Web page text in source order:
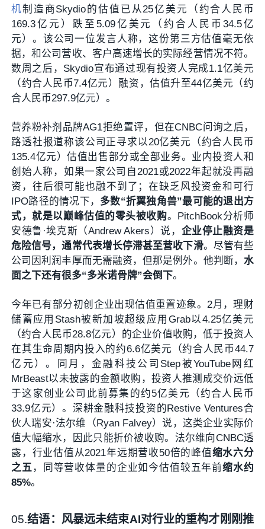
机制造商Skydio的估值已从25亿美元（约合人民币
169.3亿元）跌至5.09亿美元（约合人民币34.5亿
元）。该公司一位发言人称，这份第三方估值毫无依
据，和公司营收、客户高速增长的实际经营情况不符。
数周之后，Skydio宣布通过现有投资人完成1.1亿美元
（约合人民币7.4亿元）融资，估值升至44亿美元（约
合人民币297.9亿元）。
营养粉补剂品牌AG1拒绝置评，但在CNBC问询之后，
路透社报道称该公司正寻求以20亿美元（约合人民币
135.4亿元）估值出售部分或全部业务。业内投资人和
创始人称，如果一家公司自2021或2022年起就没再融
资，往后很可能也融不到了；在缺乏风投资金和可行
IPO路径的情况下， 多数“折翼独角兽”最可能的退出方
式，就是以巅峰估值的零头被收购。PitchBook分析师
安德鲁·埃克斯（Andrew Akers）说， 企业停止融资是
危险信号，通常代表增长停滞甚至营收下滑。尽管有些
公司因利润丰厚而无需融资，但那是例外。他判断， 水
面之下还有很多“多米诺骨牌”会倒下。
今年已有部分初创企业出现估值重置迹象。2月，理财
储蓄应用Stash被新加坡超级应用Grab以4.25亿美元
（约合人民币28.8亿元）的企业价值收购，低于投资人
在其生命周期内投入的约6.6亿美元（约合人民币44.7
亿元）。同月，金融科技公司Step被YouTube网红
MrBeast以未披露的金额收购，投资人推测成交价远低
于这家创业公司此前募集的约5亿美元（约合人民币
33.9亿元）。深耕金融科技投资的Restive Ventures合
伙人瑞安·法尔维（Ryan Falvey）说，这类企业实际价
值大幅缩水，因此只能折价被收购。法尔维向CNBC透
露，行业估值从2021年远期营收50倍的峰值缩水六分
之五 ，同等营收体量的企业如今估值较五年前缩水约
85%。
05.结语：风暴远未结束AI对行业的重构才刚刚推